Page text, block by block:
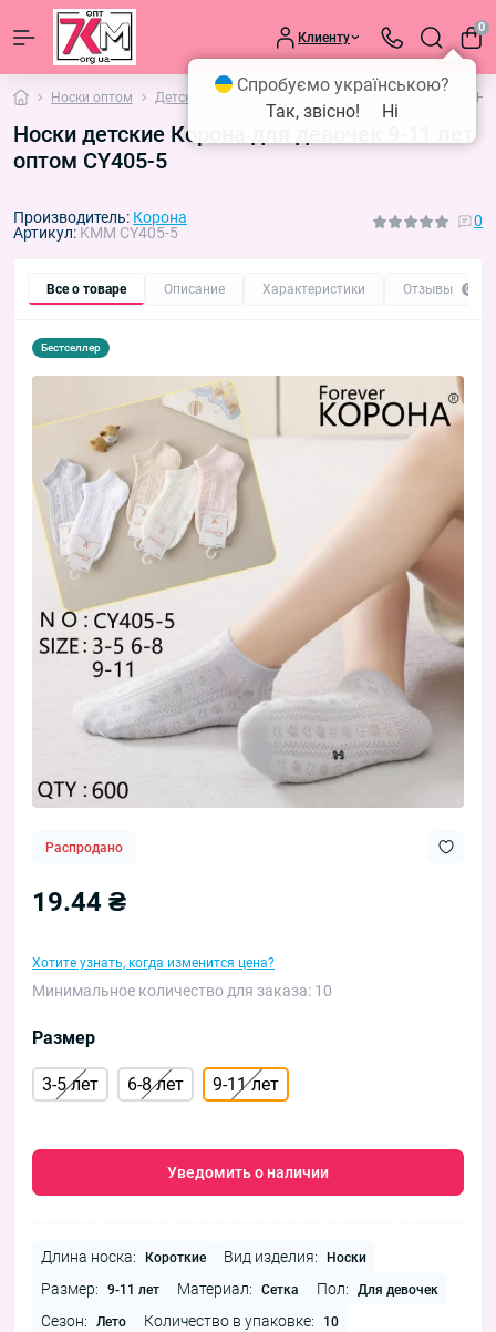
Клиенту
0
Носки оптом Детские носки Детские демисезонные носки
Носки детские Корона для девочек 9-11 лет
оптом CY405-5
Производитель: Корона
Артикул: KMM CY405-5
0
Все о товаре Описание Характеристики Отзывы 0
Бестселлер
Распродано
19.44 ₴
Хотите узнать, когда изменится цена?
Минимальное количество для заказа: 10
Размер
3-5 лет 6-8 лет 9-11 лет
Уведомить о наличии
Длина носка: Короткие Вид изделия: Носки
Размер: 9-11 лет Материал: Сетка Пол: Для девочек
Сезон: Лето Количество в упаковке: 10
Спробуємо українською?
Так, звісно!
Ні